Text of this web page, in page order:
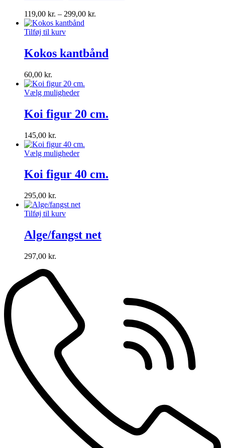
119,00 kr. – 299,00 kr.
Tilføj til kurv
Kokos kantbånd
60,00 kr.
Vælg muligheder
Koi figur 20 cm.
145,00 kr.
Vælg muligheder
Koi figur 40 cm.
295,00 kr.
Tilføj til kurv
Alge/fangst net
297,00 kr.